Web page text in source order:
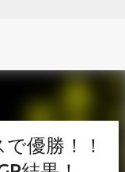
優勝！！